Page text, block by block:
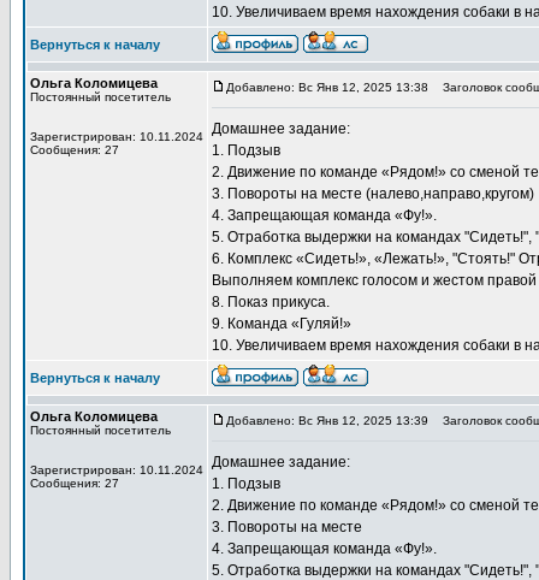
10. Увеличиваем время нахождения собаки в
Вернуться к началу
Ольга Коломицева
Постоянный посетитель
Зарегистрирован: 10.11.2024
Сообщения: 27
Добавлено: Вс Янв 12, 2025 13:38 Заголовок
Домашнее задание:
1. Подзыв
2. Движение по команде «Рядом!» со сменой
3. Повороты на месте (налево,направо,кругом)
4. Запрещающая команда «Фу!».
5. Отработка выдержки на командах "Сидеть!",
6. Комплекс «Сидеть!», «Лежать!», "Стоять!"
Выполняем комплекс голосом и жестом правой
8. Показ прикуса.
9. Команда «Гуляй!»
10. Увеличиваем время нахождения собаки в
Вернуться к началу
Ольга Коломицева
Постоянный посетитель
Зарегистрирован: 10.11.2024
Сообщения: 27
Добавлено: Вс Янв 12, 2025 13:39 Заголовок
Домашнее задание:
1. Подзыв
2. Движение по команде «Рядом!» со сменой
3. Повороты на месте
4. Запрещающая команда «Фу!».
5. Отработка выдержки на командах "Сидеть!",